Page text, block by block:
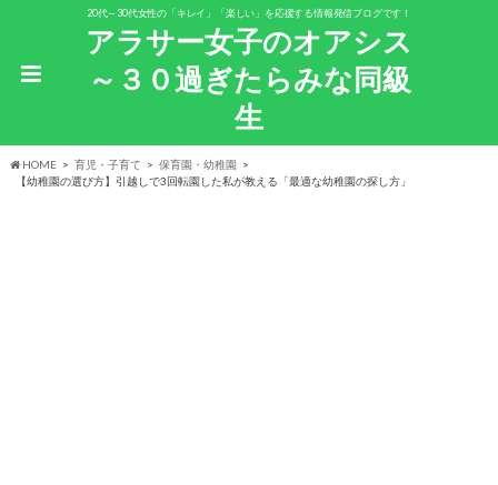
20代～30代女性の「キレイ」「楽しい」を応援する情報発信ブログです！
アラサー女子のオアシス
～３０過ぎたらみな同級
生
HOME 育児・子育て
保育園・幼稚園
【幼稚園の選び方】引越しで3回転園した私が教える「最適な幼稚園の探し方」